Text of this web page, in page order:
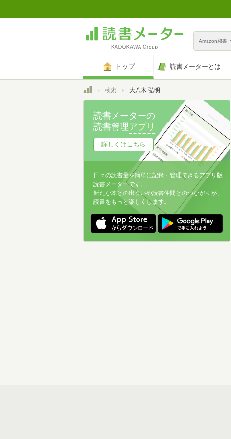
Amazon和書
トップ 読書メーターとは
トップ検索 大八木 弘明
読書メーターの
読書管理アプリ
詳しくはこちら
日々の読書量を簡単に記録・管理できるアプリ版
読書メーターです。
新たな本との出会いや読書仲間とのつながりが、
読書をもっと楽しくします。